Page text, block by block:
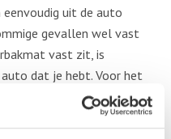
uit de auto
gevallen wel vast
vast zit, is
dat je hebt. Voor het
is het goed om op
altijd voor dat je een